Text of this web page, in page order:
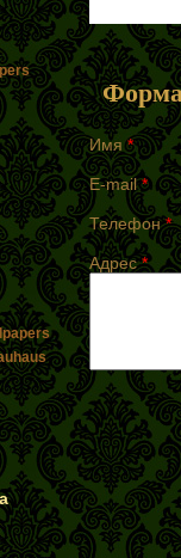
Форма
Имя*
E-mail*
Телефон*
Адрес*